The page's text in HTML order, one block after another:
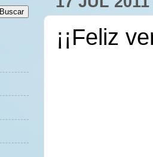
¡¡Feliz